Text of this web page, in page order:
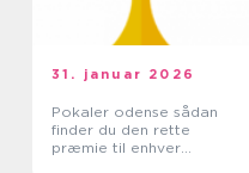
31. januar 2026
Pokaler odense sådan
finder du den rette
præmie til enhver